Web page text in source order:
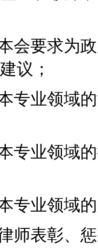
会要求为
议；
专业领域
专业领域
专业领域
师表彰、